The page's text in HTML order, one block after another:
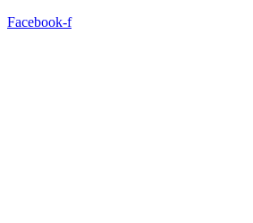
Facebook-f